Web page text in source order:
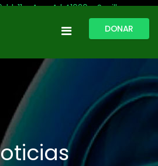
11 – Acc. A | 41020 - Sevilla
ictussevilla@hotmail.com
DONAR